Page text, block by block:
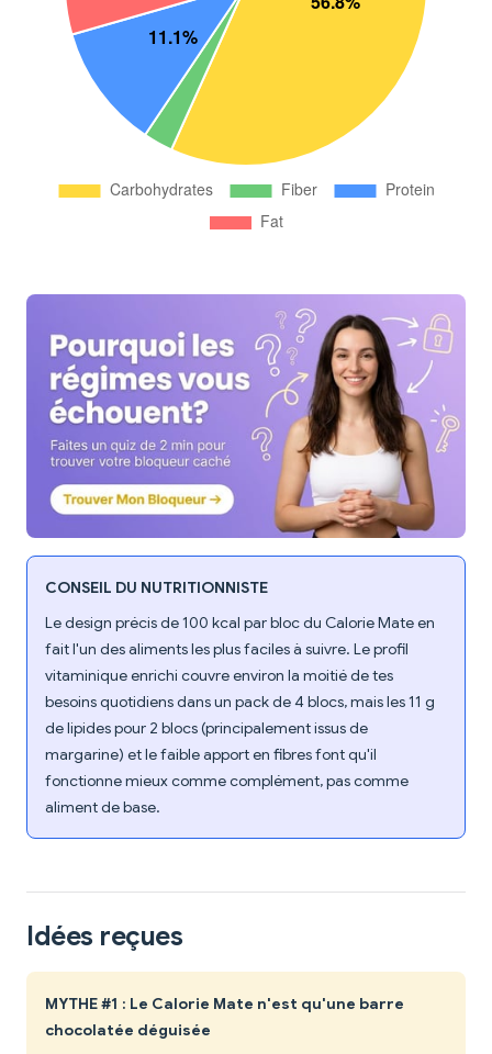
CONSEIL DU NUTRITIONNISTE
Le design précis de 100 kcal par bloc du Calorie Mate en
fait l'un des aliments les plus faciles à suivre. Le profil
vitaminique enrichi couvre environ la moitié de tes
besoins quotidiens dans un pack de 4 blocs, mais les 11 g
de lipides pour 2 blocs (principalement issus de
margarine) et le faible apport en fibres font qu'il
fonctionne mieux comme complément, pas comme
aliment de base.
Idées reçues
MYTHE #1 : Le Calorie Mate n'est qu'une barre
chocolatée déguisée